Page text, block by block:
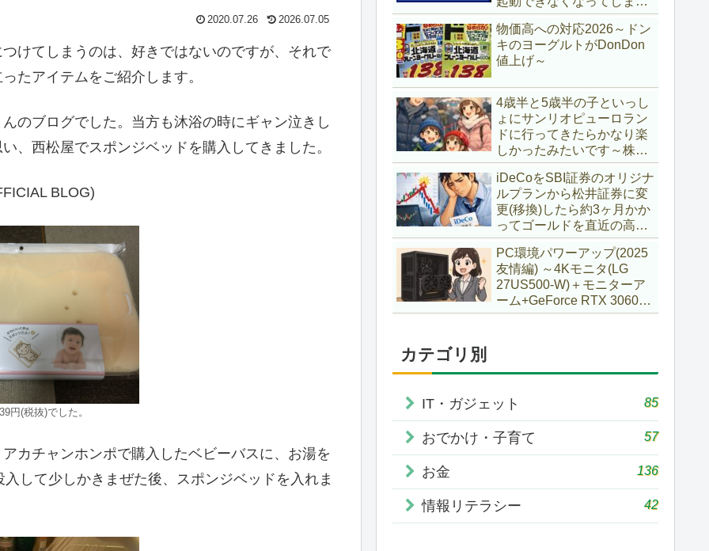
2020.07.26 2026.07.05
けてしまうのは、好きではないのですが、それで
たアイテムをご紹介します。
のブログでした。当方も沐浴の時にギャン泣きし
、西松屋でスポンジベッドを購入してきました。
BLOG)
円(税抜)でした。
カチャンホンポで購入したベビーバスに、お湯を
して少しかきまぜた後、スポンジベッドを入れま
復旧～
物価高への対応2026～ドン
キのヨーグルトがDonDon
値上げ～
4歳半と5歳半の子といっし
ょにサンリオピューロラン
ドに行ってきたらかなり楽
しかったみたいです～株主
優待券利用～
iDeCoをSBI証券のオリジナ
ルプランから松井証券に変
更(移換)したら約3ヶ月かか
ってゴールドを直近の高値
で購入していた話
PC環境パワーアップ(2025
友情編) ～4Kモニタ(LG
27US500-W)＋モニターア
ーム+GeForce RTX 3060Ti
VENTUS 2X 8G OCV1
カテゴリ別
IT・ガジェット 85
おでかけ・子育て 57
お金 136
情報リテラシー 42